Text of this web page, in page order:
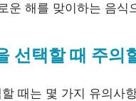
운 해를 맞이하는 음식
선택할 때 주의
때는 몇 가지 유의사